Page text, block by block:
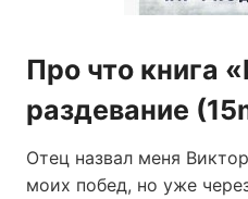
Про что книга
раздевание
Отец назвал меня
моих побед, но уже